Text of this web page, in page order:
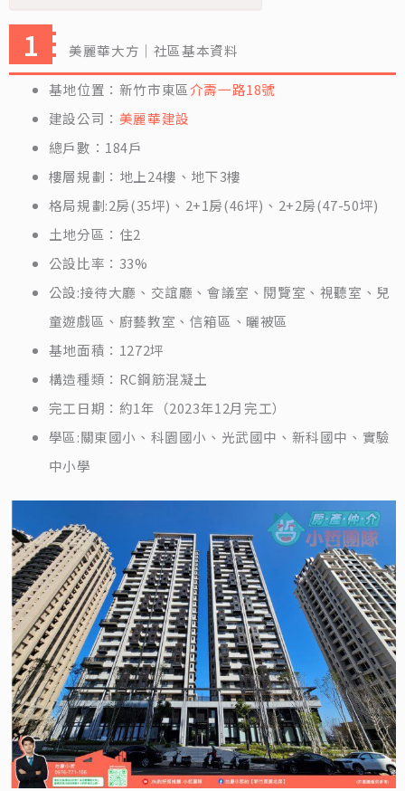
美麗華大方｜社區基本資料
基地位置：新竹市東區介壽一路18號
建設公司： 美麗華建設
總戶數：184戶
樓層規劃：地上24樓、地下3樓
格局規劃:2房(35坪)、2+1房(46坪)、2+2房(47-50坪)
土地分區：住2
公設比率：33%
公設:接待大廳、交誼廳、會議室、閱覽室、視聽室、兒
童遊戲區、廚藝教室、信箱區、曬被區
基地面積：1272坪
構造種類：RC鋼筋混凝土
完工日期：約1年（2023年12月完工）
學區:關東國小、科園國小、光武國中、新科國中、實驗
中小學